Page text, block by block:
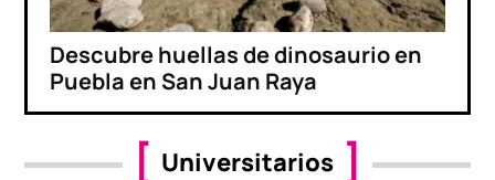
Descubre huellas de dinosaurio en
Puebla en San Juan Raya
Universitarios